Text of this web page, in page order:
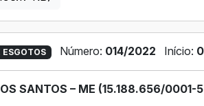
ESGOTOS Número: 014/2022 Início:
SANTOS – ME (15.188.656/0001-